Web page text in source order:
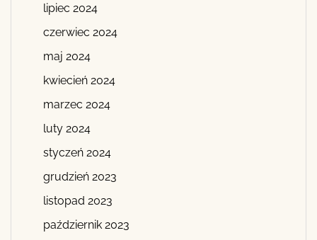
lipiec 2024
czerwiec 2024
maj 2024
kwiecień 2024
marzec 2024
luty 2024
styczeń 2024
grudzień 2023
listopad 2023
październik 2023